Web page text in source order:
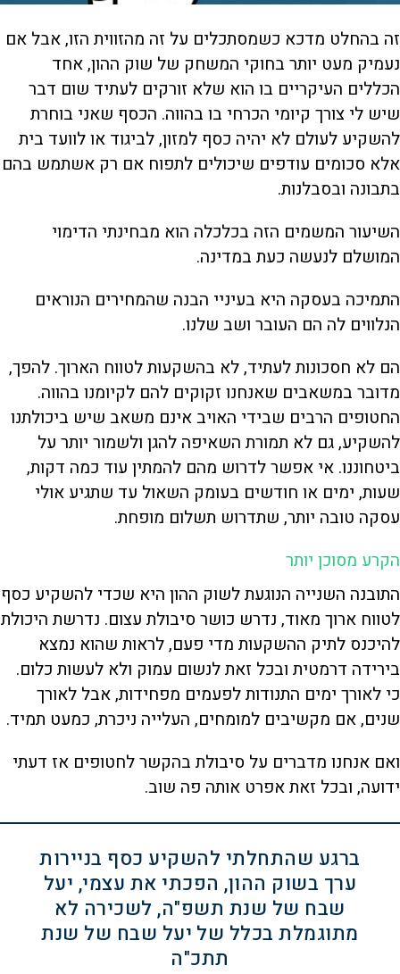
זה בהחלט מדכא כשמסתכלים על זה מהזווית הזו, אבל אם
נעמיק מעט יותר בחוקי המשחק של שוק ההון, אחד
הכללים העיקריים בו הוא שלא זורקים לעתיד שום דבר
שיש לי צורך קיומי הכרחי בו בהווה. הכסף שאני בוחרת
להשקיע לעולם לא יהיה כסף למזון, לביגוד או לוועד בית
אלא סכומים עודפים שיכולים לתפוח אם רק אשתמש בהם
בתבונה ובסבלנות.
השיעור המשמים הזה בכלכלה הוא מבחינתי הדימוי
המושלם לנעשה כעת במדינה.
התמיכה בעסקה היא בעיניי הבנה שהמחירים הנוראים
הנלווים לה הם העובר ושב שלנו.
הם לא חסכונות לעתיד, לא בהשקעות לטווח הארוך. להפך,
מדובר במשאבים שאנחנו זקוקים להם לקיומנו בהווה.
החטופים הרבים שבידי האויב אינם משאב שיש ביכולתנו
להשקיע, גם לא תמורת השאיפה להגן ולשמור יותר על
ביטחוננו. אי אפשר לדרוש מהם להמתין עוד כמה דקות,
שעות, ימים או חודשים בעומק השאול עד שתגיע אולי
עסקה טובה יותר, שתדרוש תשלום מופחת.
הקרע מסוכן יותר
התובנה השנייה הנוגעת לשוק ההון היא שכדי להשקיע כסף
לטווח ארוך מאוד, נדרש כושר סיבולת עצום. נדרשת היכולת
להיכנס לתיק ההשקעות מדי פעם, לראות שהוא נמצא
בירידה דרמטית ובכל זאת לנשום עמוק ולא לעשות כלום.
כי לאורך ימים התנודות לפעמים מפחידות, אבל לאורך
שנים, אם מקשיבים למומחים, העלייה ניכרת, כמעט תמיד.
ואם אנחנו מדברים על סיבולת בהקשר לחטופים אז דעתי
ידועה, ובכל זאת אפרט אותה פה שוב.
ברגע שהתחלתי להשקיע כסף בניירות
ערך בשוק ההון, הפכתי את עצמי, יעל
שבח של שנת תשפ"ה, לשכירה לא
מתוגמלת בכלל של יעל שבח של שנת
תתכ"ה